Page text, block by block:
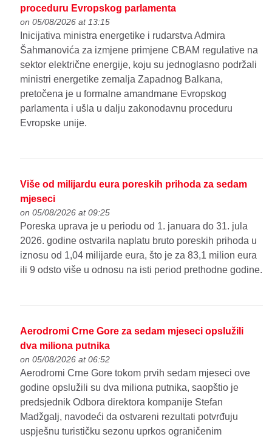
proceduru Evropskog parlamenta
on 05/08/2026 at 13:15
Inicijativa ministra energetike i rudarstva Admira
Šahmanovića za izmjene primjene CBAM regulative na
sektor električne energije, koju su jednoglasno podržali
ministri energetike zemalja Zapadnog Balkana,
pretočena je u formalne amandmane Evropskog
parlamenta i ušla u dalju zakonodavnu proceduru
Evropske unije.
Više od milijardu eura poreskih prihoda za sedam
mjeseci
on 05/08/2026 at 09:25
Poreska uprava je u periodu od 1. januara do 31. jula
2026. godine ostvarila naplatu bruto poreskih prihoda u
iznosu od 1,04 milijarde eura, što je za 83,1 milion eura
ili 9 odsto više u odnosu na isti period prethodne godine.
Aerodromi Crne Gore za sedam mjeseci opslužili
dva miliona putnika
on 05/08/2026 at 06:52
Aerodromi Crne Gore tokom prvih sedam mjeseci ove
godine opslužili su dva miliona putnika, saopštio je
predsjednik Odbora direktora kompanije Stefan
Madžgalj, navodeći da ostvareni rezultati potvrđuju
uspješnu turističku sezonu uprkos ograničenim